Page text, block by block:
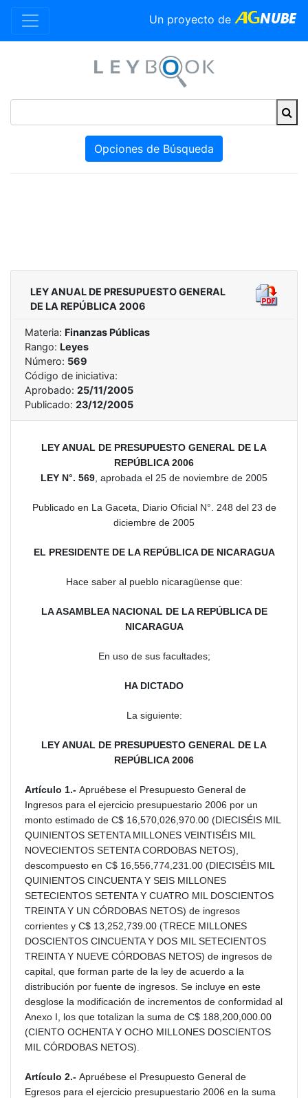
Un proyecto de
Opciones de Búsqueda
LEY ANUAL DE PRESUPUESTO GENERAL
DE LA REPÚBLICA 2006
Materia: Finanzas Públicas
Rango: Leyes
Número: 569
Código de iniciativa:
Aprobado: 25/11/2005
Publicado: 23/12/2005
LEY ANUAL DE PRESUPUESTO GENERAL DE LA
REPÚBLICA 2006
LEY N°. 569 , aprobada el 25 de noviembre de 2005
Publicado en La Gaceta, Diario Oficial N°. 248 del 23 de
diciembre de 2005
EL PRESIDENTE DE LA REPÚBLICA DE NICARAGUA
Hace saber al pueblo nicaragüense que:
LA ASAMBLEA NACIONAL DE LA REPÚBLICA DE
NICARAGUA
En uso de sus facultades;
HA DICTADO
La siguiente:
LEY ANUAL DE PRESUPUESTO GENERAL DE LA
REPÚBLICA 2006
Artículo 1.- Apruébese el Presupuesto General de
Ingresos para el ejercicio presupuestario 2006 por un
monto estimado de C$ 16,570,026,970.00 (DIECISÉIS MIL
QUINIENTOS SETENTA MILLONES VEINTISÉIS MIL
NOVECIENTOS SETENTA CORDOBAS NETOS),
descompuesto en C$ 16,556,774,231.00 (DIECISÉIS MIL
QUINIENTOS CINCUENTA Y SEIS MILLONES
SETECIENTOS SETENTA Y CUATRO MIL DOSCIENTOS
TREINTA Y UN CÓRDOBAS NETOS) de ingresos
corrientes y C$ 13,252,739.00 (TRECE MILLONES
DOSCIENTOS CINCUENTA Y DOS MIL SETECIENTOS
TREINTA Y NUEVE CÓRDOBAS NETOS) de ingresos de
capital, que forman parte de la ley de acuerdo a la
distribución por fuente de ingresos. Se incluye en este
desglose la modificación de incrementos de conformidad al
Anexo I, los que totalizan la suma de C$ 188,200,000.00
(CIENTO OCHENTA Y OCHO MILLONES DOSCIENTOS
MIL CÓRDOBAS NETOS).
Artículo 2.- Apruébese el Presupuesto General de
Egresos para el ejercicio presupuestario 2006 en la suma